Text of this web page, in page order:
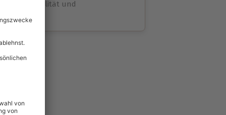
volle Flexibilität und
& verlängerbar.